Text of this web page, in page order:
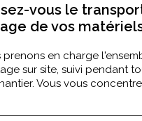
vous le
de vos
prenons en charge
sur site, suivi pendant
Vous vous